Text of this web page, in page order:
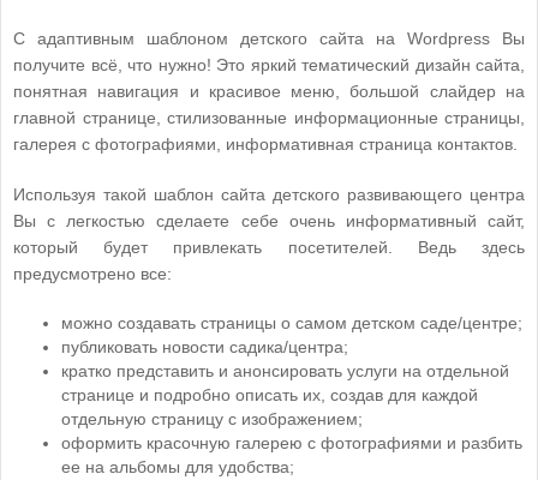
С адаптивным шаблоном детского сайта на Wordpress Вы
получите всё, что нужно! Это яркий тематический дизайн сайта,
понятная навигация и красивое меню, большой слайдер на
главной странице, стилизованные информационные страницы,
галерея с фотографиями, информативная страница контактов.
Используя такой шаблон сайта детского развивающего центра
Вы с легкостью сделаете себе очень информативный сайт,
который будет привлекать посетителей. Ведь здесь
предусмотрено все:
можно создавать страницы о самом детском саде/центре;
публиковать новости садика/центра;
кратко представить и анонсировать услуги на отдельной
странице и подробно описать их, создав для каждой
отдельную страницу с изображением;
оформить красочную галерею с фотографиями и разбить
ее на альбомы для удобства;